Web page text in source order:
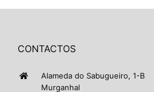
CONTACTOS
Alameda do Sabugueiro, 1-B
Murganhal